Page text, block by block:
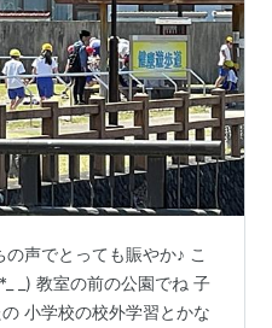
声でとっても賑やか♪ こ
_) 教室の前の公園でね 子
小学校の校外学習とかな